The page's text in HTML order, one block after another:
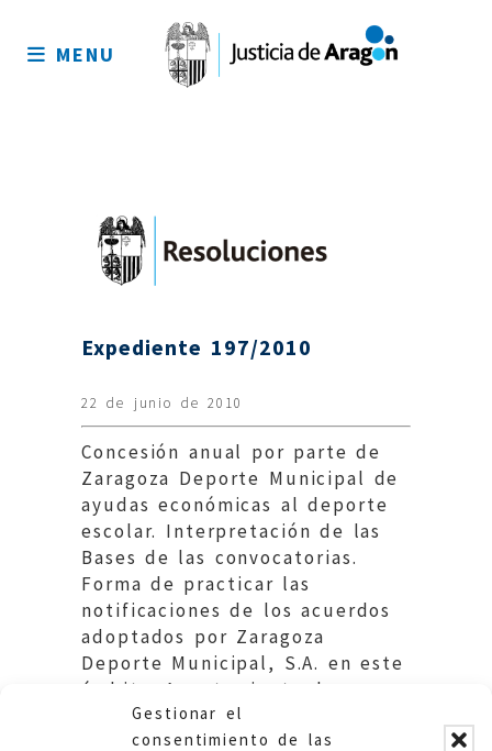
Gestionar el
consentimiento de las
sitio
MENU
Expediente 197/2010
22 de junio de 2010
Concesión anual por parte de
Zaragoza Deporte Municipal de
ayudas económicas al deporte
escolar. Interpretación de las
Bases de las convocatorias.
Forma de practicar las
notificaciones de los acuerdos
adoptados por Zaragoza
Deporte Municipal, S.A. en este
ámbito. Ayuntamiento de
Zaragoza.